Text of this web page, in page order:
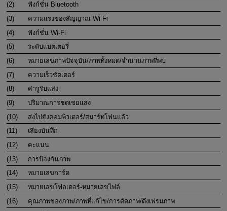
(2)
ฟังก์ชั่น Bluetooth
(3)
ความแรงของสัญญาณWi-Fi
(4)
ฟังก์ชั่นWi-Fi
(5)
ระดับแบตเตอรี่
(6)
หมายเลขภาพปัจจุบัน/ภาพทั้งหมด/จำนวนภาพที่พบ
(7)
ความเร็วชัตเตอร์
(8)
ค่ารูรับแสง
(9)
ปริมาณการชดเชยแสง
(10)
ส่งไปยังคอมพิวเตอร์/สมาร์ทโฟนแล้ว
(11)
เสียงบันทึก
(12)
คะแนน
(13)
การป้องกันภาพ
(14)
หมายเลขการ์ด
(15)
หมายเลขโฟลเดอร์-หมายเลขไฟล์
(16)
คุณภาพของภาพ/ภาพที่แก้ไข/การตัดภาพ/ดึงเฟรมภาพ